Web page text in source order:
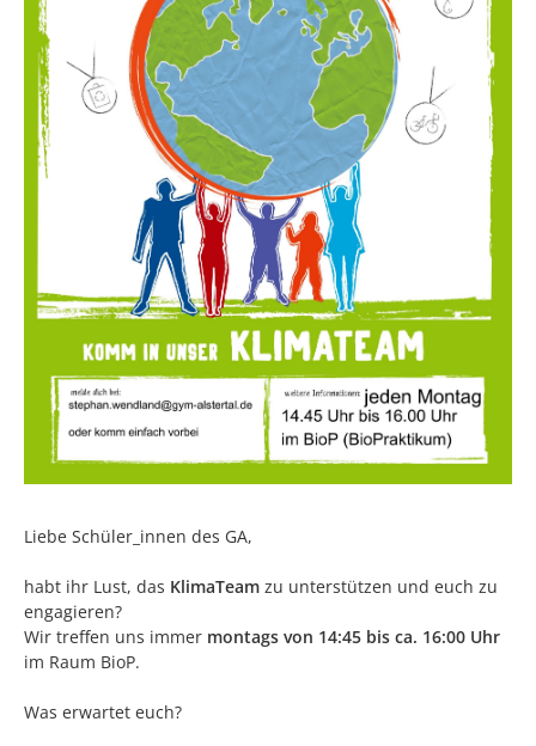
Liebe Schüler_innen des GA,
habt ihr Lust, das KlimaTeam zu unterstützen und euch zu
engagieren?
Wir treffen uns immer montags von 14:45 bis ca. 16:00 Uhr
im Raum BioP.
Was erwartet euch?